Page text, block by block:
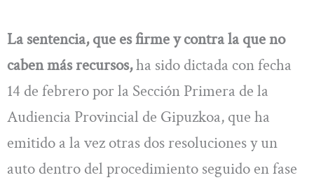
La sentencia, que es firme y contra la que no
caben más recursos,ha sido dictada con fecha
14 de febrero por la Sección Primera de la
Audiencia Provincial de Gipuzkoa, que ha
emitido a la vez otras dos resoluciones y un
auto dentro del procedimiento seguido en fase